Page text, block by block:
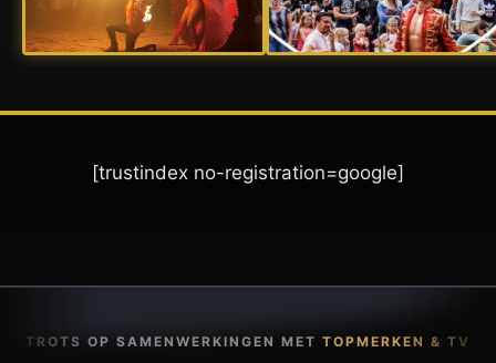
[trustindex no-registration=google]
TROTS OP SAMENWERKINGEN MET TOPMERKEN & TV